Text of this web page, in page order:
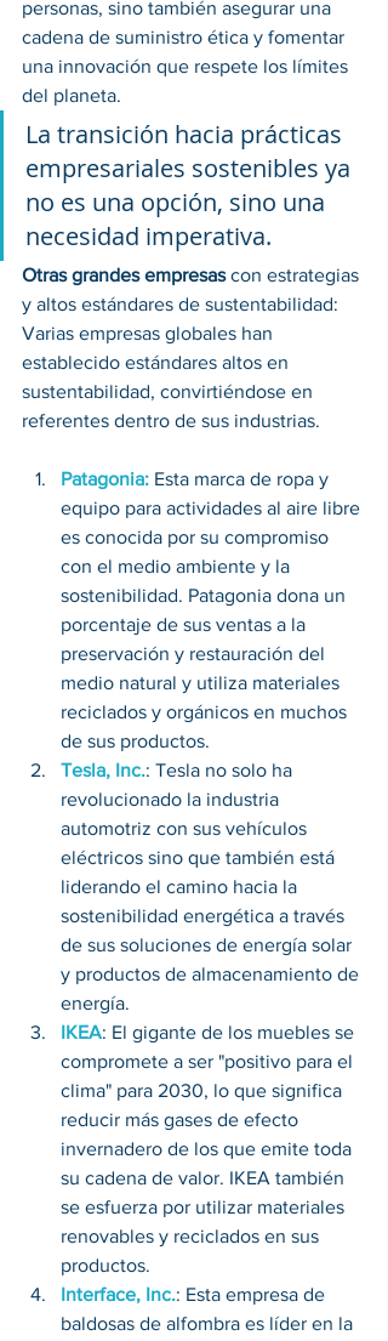
personas, sino también asegurar una
cadena de suministro ética y fomentar
una innovación que respete los límites
del planeta.
La transición hacia prácticas
empresariales sostenibles ya
no es una opción, sino una
necesidad imperativa.
Otras grandes empresas con estrategias
y altos estándares de sustentabilidad:
Varias empresas globales han
establecido estándares altos en
sustentabilidad, convirtiéndose en
referentes dentro de sus industrias.
Patagonia: Esta marca de ropa y
equipo para actividades al aire libre
es conocida por su compromiso
con el medio ambiente y la
sostenibilidad. Patagonia dona un
porcentaje de sus ventas a la
preservación y restauración del
medio natural y utiliza materiales
reciclados y orgánicos en muchos
de sus productos.
Tesla, Inc.: Tesla no solo ha
revolucionado la industria
automotriz con sus vehículos
eléctricos sino que también está
liderando el camino hacia la
sostenibilidad energética a través
de sus soluciones de energía solar
y productos de almacenamiento de
energía.
IKEA: El gigante de los muebles se
compromete a ser "positivo para el
clima" para 2030, lo que significa
reducir más gases de efecto
invernadero de los que emite toda
su cadena de valor. IKEA también
se esfuerza por utilizar materiales
renovables y reciclados en sus
productos.
Interface, Inc.: Esta empresa de
baldosas de alfombra es líder en la